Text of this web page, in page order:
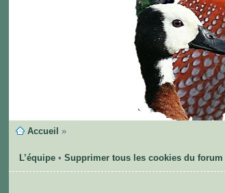
Accueil »
L’équipe •Supprimer tous les cookies du forum